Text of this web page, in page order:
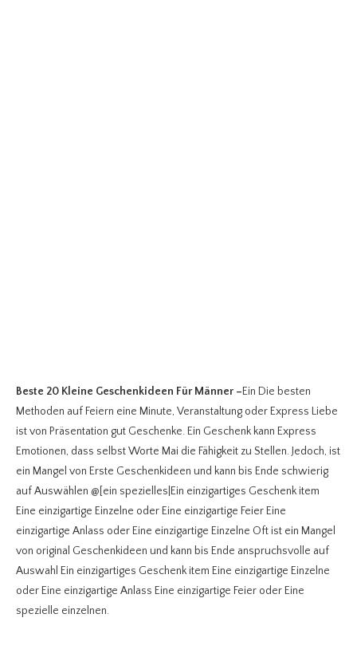
Beste 20 Kleine Geschenkideen Für Männer –Ein Die besten
Methoden auf Feiern eine Minute, Veranstaltung oder Express Liebe
ist von Präsentation gut Geschenke. Ein Geschenk kann Express
Emotionen, dass selbst Worte Mai die Fähigkeit zu Stellen. Jedoch, ist
ein Mangel von Erste Geschenkideen und kann bis Ende schwierig
auf Auswählen @[ein spezielles|Ein einzigartiges Geschenk item
Eine einzigartige Einzelne oder Eine einzigartige Feier Eine
einzigartige Anlass oder Eine einzigartige Einzelne Oft ist ein Mangel
von original Geschenkideen und kann bis Ende anspruchsvolle auf
Auswahl Ein einzigartiges Geschenk item Eine einzigartige Einzelne
oder Eine einzigartige Anlass Eine einzigartige Feier oder Eine
spezielle einzelnen.